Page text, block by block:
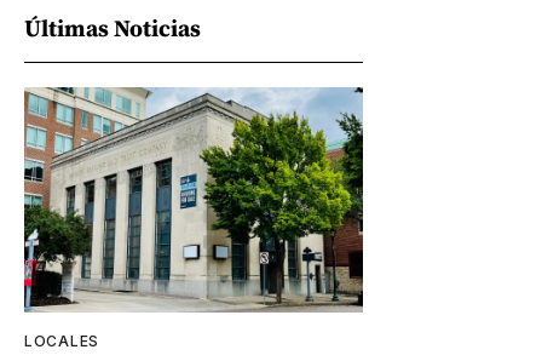
Últimas Noticias
LOCALES